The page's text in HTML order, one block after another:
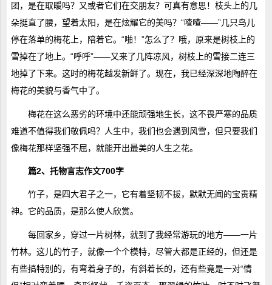
团，是在取暖吗？又或者它们在交朋友？可真有意思！枝头上的几
朵挺直了腰，望着太阳，是在炫耀它的美吗？“喳喳——”几只鸟儿
停在落单的梅花上，陪着它。“啪！”怎么了？哦，原来是树枝上的
雪掉在了地上。“呼呼”——又来了几阵凉风，树枝上的雪接二连三
地掉了下来。这时的梅花越发新鲜了。现在，我已经深深地陶醉在
梅花的美貌与香气中了。
梅花在这么恶劣的环境中还能顽强地生长，这不畏严寒的品质
难道不值得我们敬佩吗？人生中，我们也会遇到风雪，但只要我们
像梅花那样坚强不屈，就能开出最美的人生之花。
篇2、托物言志作文700字
竹子，是四大君子之一，它有着坚韧不拔，默默无闻的宝贵精
神。它的品质，是那么使人欣赏。
每回家乡，穿过一片树林，就到了我经常游玩的地方——一片
竹林。这儿的竹子，就像一个个模特，尽管大都是正经的，但还是
有些搞特别的，有弯着身子的，有斜着长的，还有些竟是一对“情